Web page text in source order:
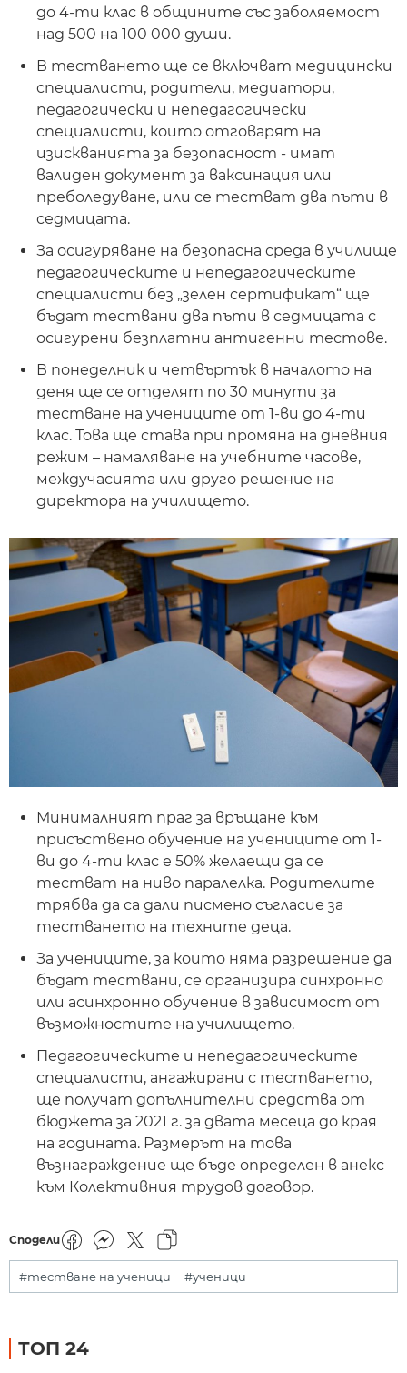
до 4-ти клас в общините със заболяемост
над 500 на 100 000 души.
В тестването ще се включват медицински
специалисти, родители, медиатори,
педагогически и непедагогически
специалисти, които отговарят на
изискванията за безопасност - имат
валиден документ за ваксинация или
преболедуване, или се тестват два пъти в
седмицата.
За осигуряване на безопасна среда в училище
педагогическите и непедагогическите
специалисти без „зелен сертификат“ ще
бъдат тествани два пъти в седмицата с
осигурени безплатни антигенни тестове.
В понеделник и четвъртък в началото на
деня ще се отделят по 30 минути за
тестване на учениците от 1-ви до 4-ти
клас. Това ще става при промяна на дневния
режим – намаляване на учебните часове,
междучасията или друго решение на
директора на училището.
Минималният праг за връщане към
присъствено обучение на учениците от 1-
ви до 4-ти клас е 50% желаещи да се
тестват на ниво паралелка. Родителите
трябва да са дали писмено съгласие за
тестването на техните деца.
За учениците, за които няма разрешение да
бъдат тествани, се организира синхронно
или асинхронно обучение в зависимост от
възможностите на училището.
Педагогическите и непедагогическите
специалисти, ангажирани с тестването,
ще получат допълнителни средства от
бюджета за 2021 г. за двата месеца до края
на годината. Размерът на това
възнаграждение ще бъде определен в анекс
към Колективния трудов договор.
Сподели
#тестване на ученици #ученици
ТОП 24